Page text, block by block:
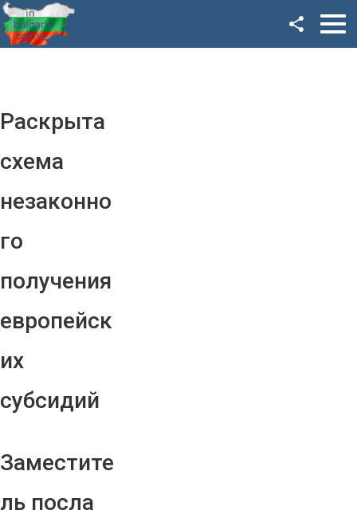
Раскрыта
схема
незаконно
го
получения
европейск
их
субсидий
Заместите
ль посла